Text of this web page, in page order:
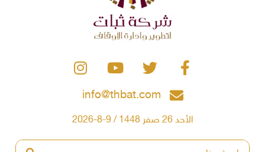
info@thbat.com
الأحد 26 صفر 1448 / 9-8-2026